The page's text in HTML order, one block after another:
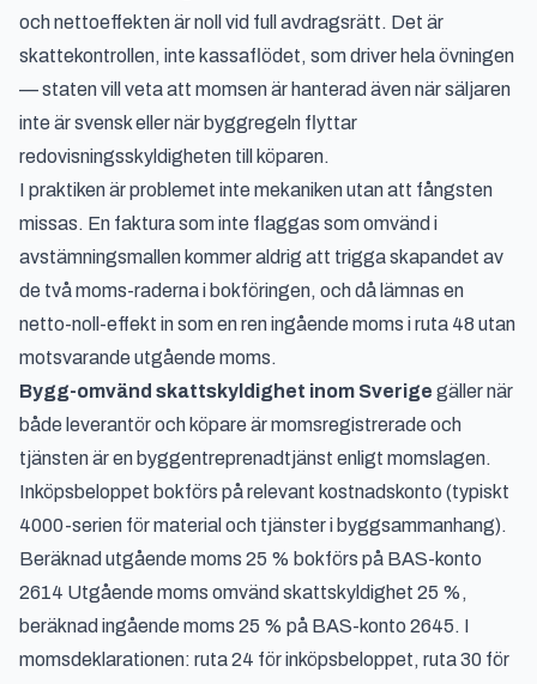
och nettoeffekten är noll vid full avdragsrätt. Det är
skattekontrollen, inte kassaflödet, som driver hela övningen
— staten vill veta att momsen är hanterad även när säljaren
inte är svensk eller när byggregeln flyttar
redovisningsskyldigheten till köparen.
I praktiken är problemet inte mekaniken utan att fångsten
missas. En faktura som inte flaggas som omvänd i
avstämningsmallen kommer aldrig att trigga skapandet av
de två moms-raderna i bokföringen, och då lämnas en
netto-noll-effekt in som en ren ingående moms i ruta 48 utan
motsvarande utgående moms.
Bygg-omvänd skattskyldighet inom Sverige gäller när
både leverantör och köpare är momsregistrerade och
tjänsten är en byggentreprenadtjänst enligt momslagen.
Inköpsbeloppet bokförs på relevant kostnadskonto (typiskt
4000-serien för material och tjänster i byggsammanhang).
Beräknad utgående moms 25 % bokförs på BAS-konto
2614 Utgående moms omvänd skattskyldighet 25 %,
beräknad ingående moms 25 % på BAS-konto 2645. I
momsdeklarationen: ruta 24 för inköpsbeloppet, ruta 30 för